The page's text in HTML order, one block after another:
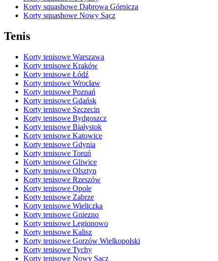
Korty squashowe Dąbrowa Górnicza
Korty squashowe Nowy Sącz
Tenis
Korty tenisowe Warszawa
Korty tenisowe Kraków
Korty tenisowe Łódź
Korty tenisowe Wrocław
Korty tenisowe Poznań
Korty tenisowe Gdańsk
Korty tenisowe Szczecin
Korty tenisowe Bydgoszcz
Korty tenisowe Białystok
Korty tenisowe Katowice
Korty tenisowe Gdynia
Korty tenisowe Toruń
Korty tenisowe Gliwice
Korty tenisowe Olsztyn
Korty tenisowe Rzeszów
Korty tenisowe Opole
Korty tenisowe Zabrze
Korty tenisowe Wieliczka
Korty tenisowe Gniezno
Korty tenisowe Legionowo
Korty tenisowe Kalisz
Korty tenisowe Gorzów Wielkopolski
Korty tenisowe Tychy
Korty tenisowe Nowy Sącz